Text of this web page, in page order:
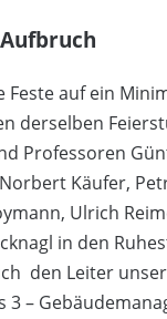
Feste auf ein
derselben
Professoren
Käufer,
Ulrich
in den
den Leiter
3 –